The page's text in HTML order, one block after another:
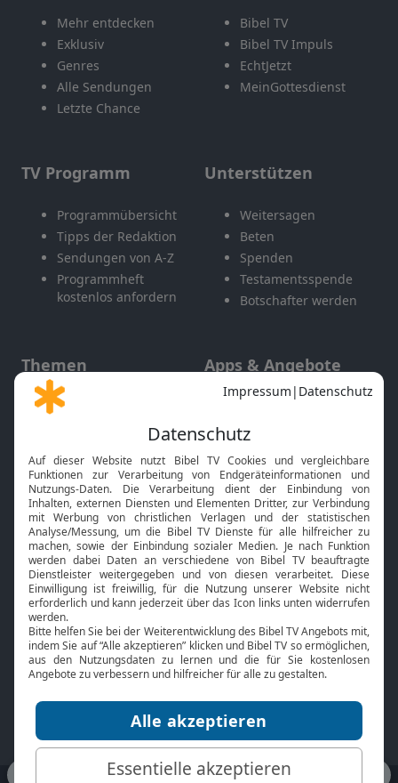
Mehr entdecken
Exklusiv
Genres
Alle Sendungen
Letzte Chance
Bibel TV
Bibel TV Impuls
EchtJetzt
MeinGottesdienst
TV Programm
Programmübersicht
Tipps der Redaktion
Sendungen von A-Z
Programmheft
kostenlos anfordern
Unterstützen
Weitersagen
Beten
Spenden
Testamentsspende
Botschafter werden
Themen
Gott und Bibel erklärt
Neuigkeiten
Apps & Angebote
Mobile App
Smart TV
HbbTV
Bibelthek Online-Bibel
Nächster Gottesdienst
Bibel TV
Über uns
Jobs
Mediadaten
Service
Kontakt
TV-Empfang